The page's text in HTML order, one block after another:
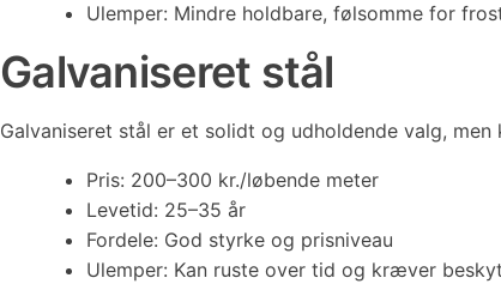
Ulemper: Mindre holdbare, følsomme for
Galvaniseret stål
Galvaniseret stål er et solidt og udholdende valg,
Pris: 200–300 kr./løbende meter
Levetid: 25–35 år
Fordele: God styrke og prisniveau
Ulemper: Kan ruste over tid og kræver